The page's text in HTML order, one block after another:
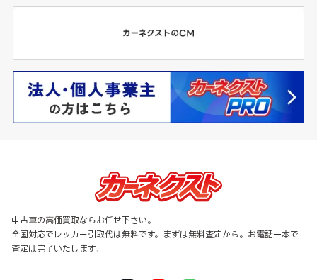
中古車の高価買取ならお任せ下さい。
全国対応でレッカー引取代は無料です。まずは無料査定から。お電話一本で
査定は完了いたします。